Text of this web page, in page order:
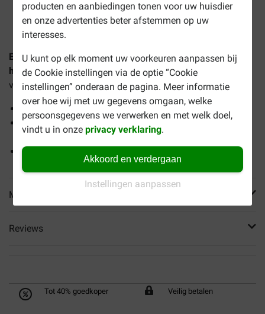
producten en aanbiedingen tonen voor uw huisdier
en onze advertenties beter afstemmen op uw
interesses.
U kunt op elk moment uw voorkeuren aanpassen bij
de Cookie instellingen via de optie “Cookie
instellingen” onderaan de pagina. Meer informatie
over hoe wij met uw gegevens omgaan, welke
persoonsgegevens we verwerken en met welk doel,
vindt u in onzeprivacy verklaring.
Akkoord en verdergaan
Instellingen aanpassen
1-3 werkdagen levertijd, tenzij anders aangegeven
Eukanuba Adult Special Care Sensitive Joints
hondenvoeris een uitgebalanceerde, complete voeding
voor volwassen honden met gewrichtsproblemen.
Met verse kip ter ondersteuning van gezonde spieren
Bevat L-carnitine ter ondersteuning van
gewichtsbeheersing
Bevat glucosamine en chondroïtine
Meer informatie
Reviews
Tot 40% goedkoper Veilig betalen